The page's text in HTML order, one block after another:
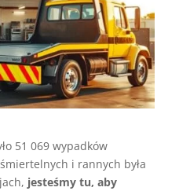
51 069 wypadków
i rannych była
jesteśmy tu, aby